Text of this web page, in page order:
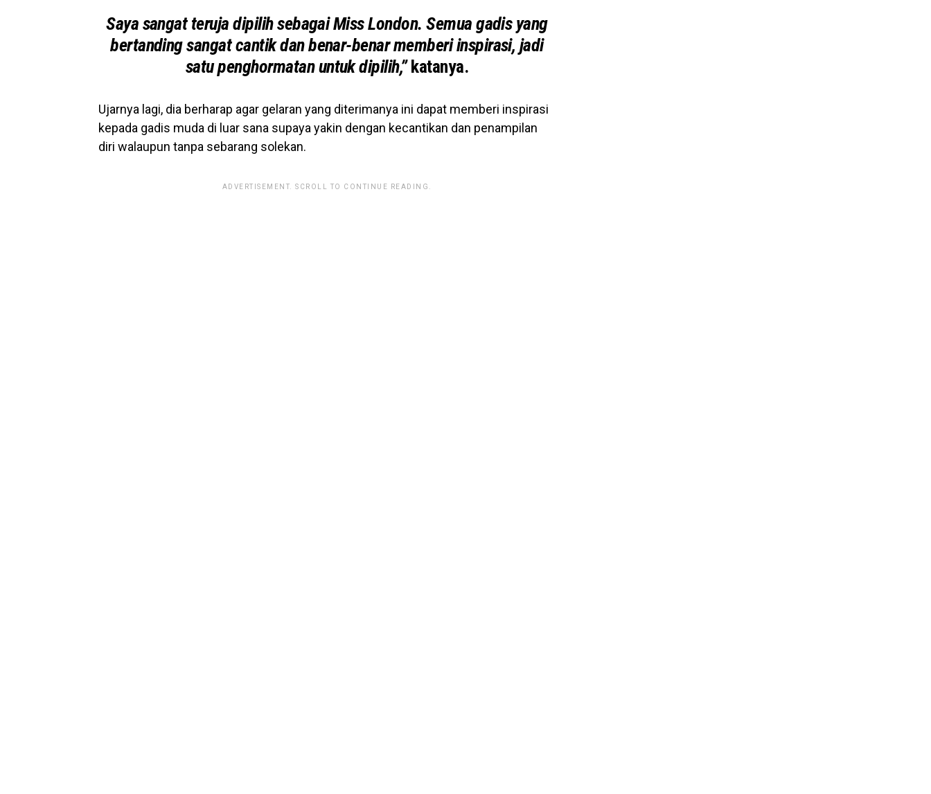
Saya sangat teruja dipilih sebagai Miss London. Semua gadis yang
bertanding sangat cantik dan benar-benar memberi inspirasi, jadi
satu penghormatan untuk dipilih,”katanya.
Ujarnya lagi, dia berharap agar gelaran yang diterimanya ini dapat memberi inspirasi
kepada gadis muda di luar sana supaya yakin dengan kecantikan dan penampilan
diri walaupun tanpa sebarang solekan.
ADVERTISEMENT. SCROLL TO CONTINUE READING.